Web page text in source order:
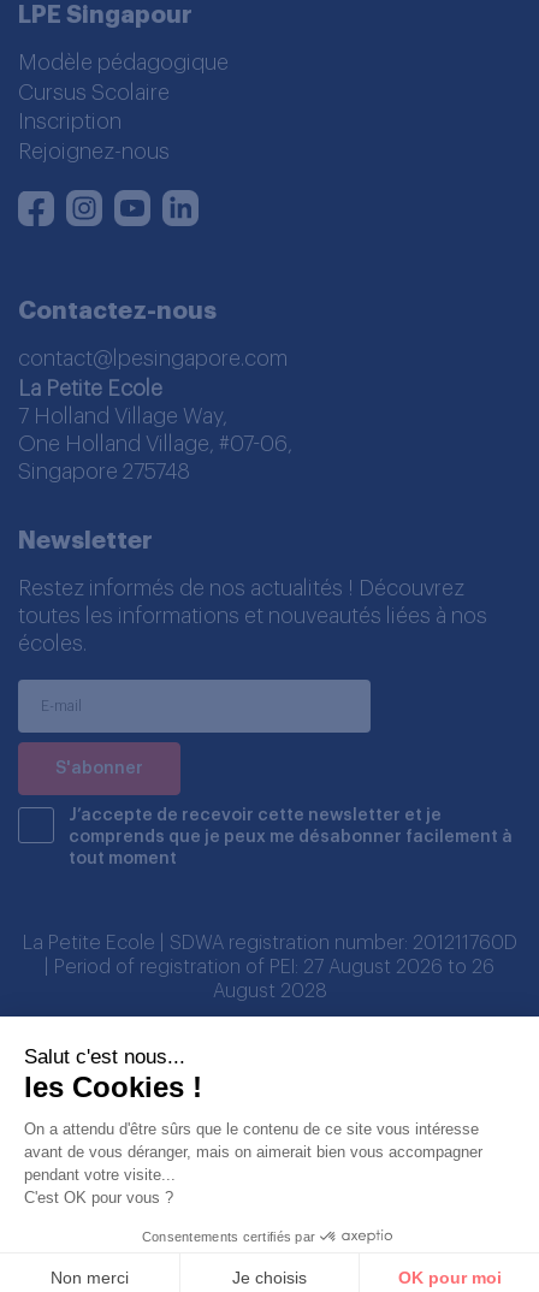
LPE Singapour
Modèle pédagogique
Cursus Scolaire
Inscription
Rejoignez-nous
FacebookInstagram
Youtube
Contactez-nous
contact@lpesingapore.com
La Petite Ecole
7 Holland Village Way,
One Holland Village, #07-06,
Singapore 275748
Newsletter
Restez informés de nos actualités ! Découvrez
toutes les informations et nouveautés liées à nos
écoles.
J’accepte de recevoir cette newsletter et je
comprends que je peux me désabonner facilement à
tout moment
La Petite Ecole | SDWA registration number: 201211760D
| Period of registration of PEI: 27 August 2026 to 26
August 2028
© Copyright LA PETITE ECOLE PTE LTD 2026. Tous droits réservés
Mentions légales Protection des données personnelles
Salut c'est nous...
les Cookies !
On a attendu d'être sûrs que le contenu de ce site vous intéresse
avant de vous déranger, mais on aimerait bien vous accompagner
pendant votre visite...
C'est OK pour vous ?
Consentements certifiés par
Non merci Je choisis OK pour moi